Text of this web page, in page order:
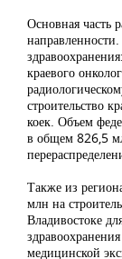
Основная часть
направленности.
краевого
строительство
коек. Объем
в общем 826,5
Также из
млн на
Владивостоке
медицинской